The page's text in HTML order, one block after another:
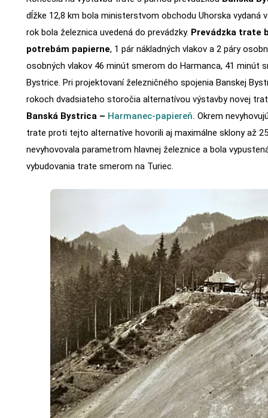
dĺžke 12,8 km bola ministerstvom obchodu Uhorska vydaná
rok bola železnica uvedená do prevádzky. Prevádzka trate
potrebám papierne, 1 pár nákladných vlakov a 2 páry
osobných vlakov 46 minút smerom do Harmanca, 41 minút
Bystrice. Pri projektovaní železničného spojenia Banskej
rokoch dvadsiateho storočia alternatívou výstavby novej
Banská Bystrica – Harmanec-papiereň. Okrem
trate proti tejto alternatíve hovorili aj maximálne sklony až
nevyhovovala parametrom hlavnej železnice a bola
vybudovania trate smerom na Turiec.